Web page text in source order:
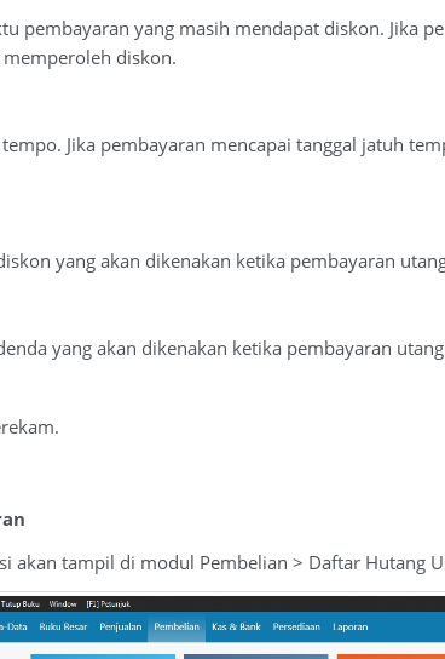
pembayaran yang masih mendapat diskon. Jika
diskon.
Jika pembayaran mencapai tanggal jatuh
yang akan dikenakan ketika pembayaran
yang akan dikenakan ketika pembayaran
akan tampil di modul Pembelian > Daftar Hutang